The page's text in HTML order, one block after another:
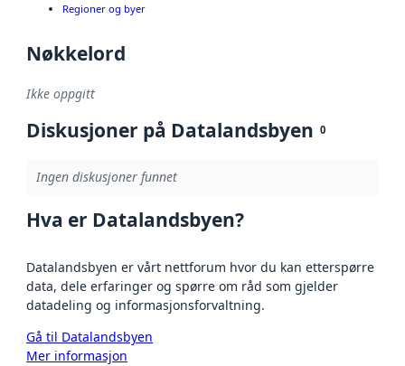
Regioner og byer
Nøkkelord
Ikke oppgitt
Diskusjoner på Datalandsbyen 0
Ingen diskusjoner funnet
Hva er Datalandsbyen?
Datalandsbyen er vårt nettforum hvor du kan etterspørre
data, dele erfaringer og spørre om råd som gjelder
datadeling og informasjonsforvaltning.
Gå til Datalandsbyen
Mer informasjon